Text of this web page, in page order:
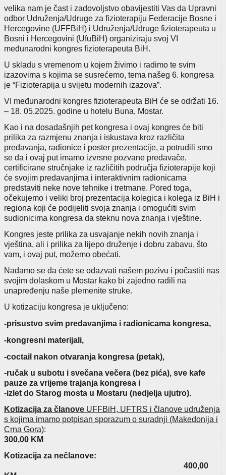
velika nam je čast i zadovoljstvo obavijestiti Vas da Upravni
odbor Udruženja/Udruge za fizioterapiju Federacije Bosne i
Hercegovine (UFFBiH) i Udruženja/Udruge fizioterapeuta u
Bosni i Hercegovini (UfuBiH) organiziraju svoj VI
međunarodni kongres fizioterapeuta BiH.
U skladu s vremenom u kojem živimo i radimo te svim
izazovima s kojima se susrećemo, tema našeg 6. kongresa
je “Fizioterapija u svijetu modernih izazova”.
V međunarodni kongres fizioterapeuta BiH će se održati 16.
– 18. 05.2025. godine u hotelu Buna, Mostar.
Kao i na dosadašnjih pet kongresa i ovaj kongres će biti
prilika za razmjenu znanja i iskustava kroz različita
predavanja, radionice i poster prezentacije, a potrudili smo
se da i ovaj put imamo izvrsne pozvane predavače,
certificirane stručnjake iz različitih područja fizioterapije koji
će svojim predavanjima i interaktivnim radionicama
predstaviti neke nove tehnike i tretmane. Pored toga,
očekujemo i veliki broj prezentacija kolegica i kolega iz BiH i
regiona koji će podijeliti svoja znanja i omogućiti svim
sudionicima kongresa da steknu nova znanja i vještine.
Kongres jeste prilika za usvajanje nekih novih znanja i
vještina, ali i prilika za lijepo druženje i dobru zabavu, što
vam, i ovaj put, možemo obećati.
Nadamo se da ćete se odazvati našem pozivu i počastiti nas
svojim dolaskom u Mostar kako bi zajedno radili na
unapređenju naše plemenite struke.
U kotizaciju kongresa je uključeno:
-prisustvo svim predavanjima i radionicama kongresa,
-kongresni materijali,
-coctail nakon otvaranja kongresa (petak),
-ručak u subotu i svečana večera (bez pića), sve kafe
pauze za vrijeme trajanja kongresa i
-izlet do Starog mosta u Mostaru (nedjelja ujutro).
Kotizacija za članove UFFBiH, UFTRS i članove udruženja
s kojima imamo potpisan sporazum o suradnji (Makedonija i
Crna Gora):
300,00 KM
Kotizacija za nečlanove:
400,00